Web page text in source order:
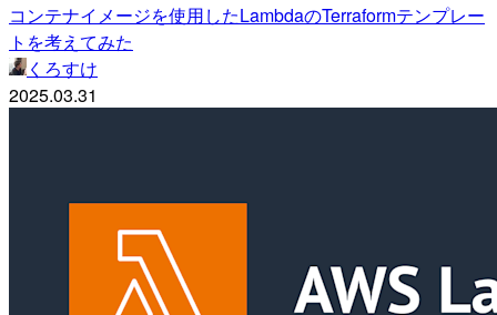
コンテナイメージを使用したLambdaのTerraformテンプレー
トを考えてみた
くろすけ
2025.03.31